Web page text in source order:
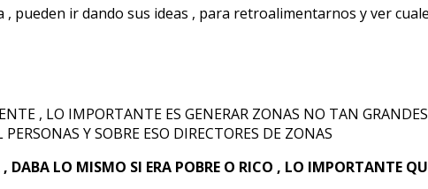
pueden ir dando sus ideas , para retroalimentarnos y ver
, LO IMPORTANTE ES GENERAR ZONAS NO TAN GRANDES
Y SOBRE ESO DIRECTORES DE ZONAS
LO MISMO SI ERA POBRE O RICO , LO IMPORTANTE